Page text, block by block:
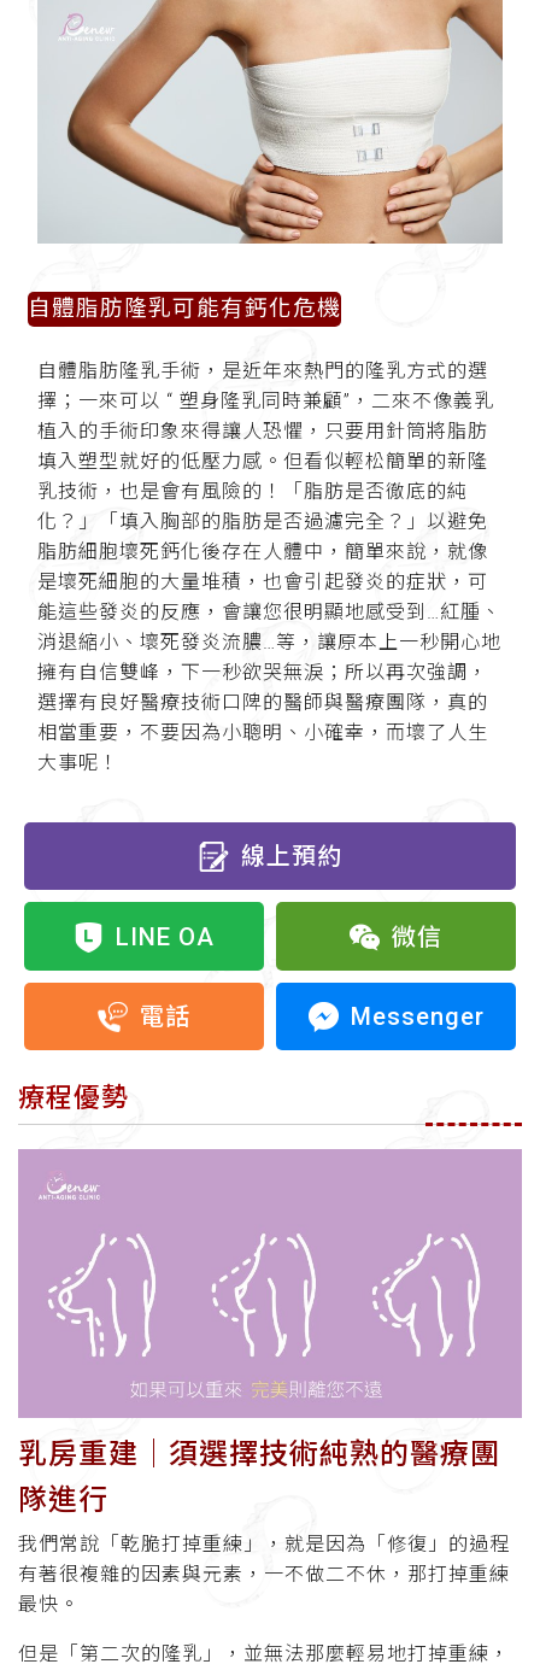
自體脂肪隆乳可能有鈣化危機
自體脂肪隆乳手術，是近年來熱門的隆乳方式的選
擇；一來可以 “ 塑身隆乳同時兼顧”，二來不像義乳
植入的手術印象來得讓人恐懼，只要用針筒將脂肪
填入塑型就好的低壓力感。但看似輕松簡單的新隆
乳技術，也是會有風險的！「脂肪是否徹底的純
化？」「填入胸部的脂肪是否過濾完全？」以避免
脂肪細胞壞死鈣化後存在人體中，簡單來說，就像
是壞死細胞的大量堆積，也會引起發炎的症狀，可
能這些發炎的反應，會讓您很明顯地感受到…紅腫、
消退縮小、壞死發炎流膿…等，讓原本上一秒開心地
擁有自信雙峰，下一秒欲哭無淚；所以再次強調，
選擇有良好醫療技術口陴的醫師與醫療團隊，真的
相當重要，不要因為小聰明、小確幸，而壞了人生
大事呢！
線上預約
LINE OA 微信
電話 Messenger
療程優勢
乳房重建│須選擇技術純熟的醫療團
隊進行
我們常說「乾脆打掉重練」，就是因為「修復」的過程
有著很複雜的因素與元素，一不做二不休，那打掉重練
最快。
但是「第二次的隆乳」，並無法那麼輕易地打掉重練，